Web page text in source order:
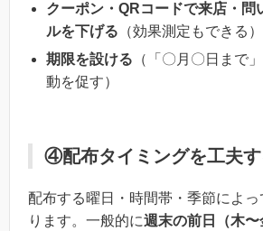
クーポン・QRコードで来店・問
ルを下げる （効果測定もできる）
期限を設ける （「〇月〇日まで
動を促す）
④配布タイミングを工夫す
配布する曜日・時間帯・季節によ
ります。一般的に週末の前日（木